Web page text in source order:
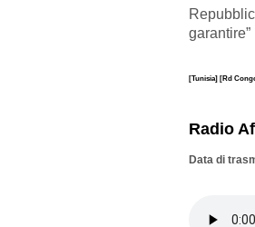
[Tunisia] [Rd
Radio
Data di